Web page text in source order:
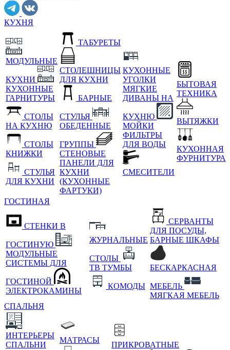
КУХНЯ
МОДУЛЬНЫЕ
КУХНИ
КУХОННЫЕ
ГАРНИТУРЫ
СТОЛЫ
НА КУХНЮ
СТОЛЫ
КНИЖКИ
СТУЛЬЯ
ДЛЯ КУХНИ
ТАБУРЕТЫ
СТОЛЕШНИЦЫ
ДЛЯ КУХНИ
БАРНЫЕ
СТУЛЬЯ
ОБЕДЕННЫЕ
ГРУППЫ
СТЕНОВЫЕ
ПАНЕЛИ ДЛЯ
КУХНИ
(КУХОННЫЕ
ФАРТУКИ)
КУХОННЫЕ
УГОЛКИ
МЯГКИЕ
ДИВАНЫ НА
КУХНЮ
МОЙКИ
ФИЛЬТРЫ
ДЛЯ ВОДЫ
СМЕСИТЕЛИ
БЫТОВАЯ
ТЕХНИКА
ВЫТЯЖКИ
КУХОННАЯ
ФУРНИТУРА
ГОСТИНАЯ
СТЕНКИ В
ГОСТИНУЮ
МОДУЛЬНЫЕ
СИСТЕМЫ ДЛЯ
ГОСТИНОЙ
ЭЛЕКТРОКАМИНЫ
ЖУРНАЛЬНЫЕ
СТОЛЫ
ТВ ТУМБЫ
КОМОДЫ
СЕРВАНТЫ
ДЛЯ ПОСУДЫ,
БАРНЫЕ ШКАФЫ
БЕСКАРКАСНАЯ
МЕБЕЛЬ
МЯГКАЯ МЕБЕЛЬ
СПАЛЬНЯ
ИНТЕРЬЕРЫ
СПАЛЬНИ
МАТРАСЫ
ПРИКРОВАТНЫЕ